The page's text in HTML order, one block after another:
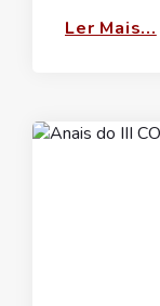
Ler Mais...